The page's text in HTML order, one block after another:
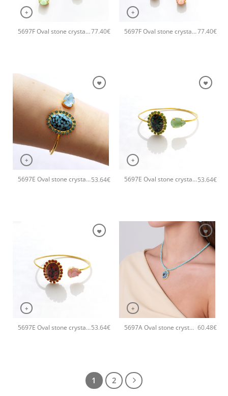
+
5697F Oval stone crystal χειροποίητα σκουλαρίκια Catherine bijoux Πράσινο77.40€
+
5697F Oval stone crystal χειροποίητα σκουλαρίκια Catherine bijoux Πορτοκαλί77.40€
+
5697E Oval stone crystal χειροποίητο βραχιόλι Catherine bijoux Τυρκουάζ53.64€
+
5697E Oval stone crystal χειροποίητο βραχιόλι Catherine bijoux Πράσινο53.64€
+
5697E Oval stone crystal χειροποίητο βραχιόλι Catherine bijoux Πορτοκαλί53.64€
+
5697A Oval stone crystal χειροποίητο κολιέ Catherine bijoux Τυρκουάζ 60.48€
1 2